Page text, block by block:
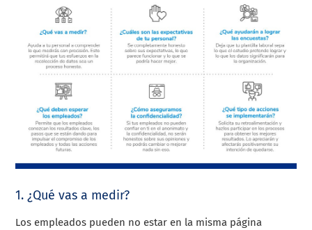
1. ¿Qué vas a medir?
Los empleados pueden no estar en la misma página